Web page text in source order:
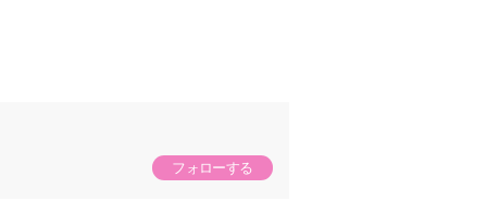
フォローする